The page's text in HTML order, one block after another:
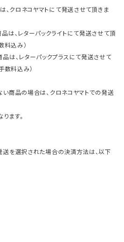
クロネコヤマトにて発送させて頂きま
は、レターパックライトにて発送させて頂
料込み）
は、レターパックプラスにて発送させて
数料込み）
い商品の場合は、クロネコヤマトでの発送
ます。
送を選択された場合の決済方法は、以下